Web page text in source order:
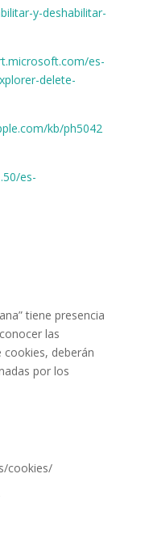
y-deshabilitar-
es-
delete-
kb/ph5042
es-
tiene presencia
las
cookies, deberán
por los
cookies/